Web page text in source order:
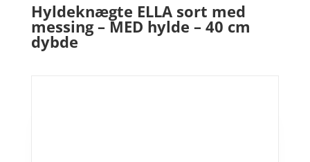
Hyldeknægte ELLA sort med
messing – MED hylde – 40 cm
dybde